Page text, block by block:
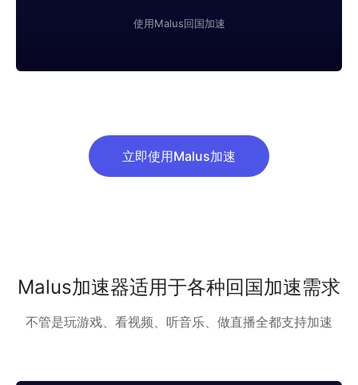
使用Malus回国加速
立即使用Malus加速
Malus加速器适用于各种回国加速需求
不管是玩游戏、看视频、听音乐、做直播全都支持加速